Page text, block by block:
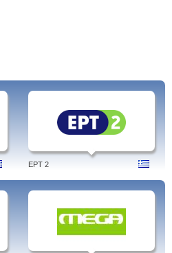
EPT 2